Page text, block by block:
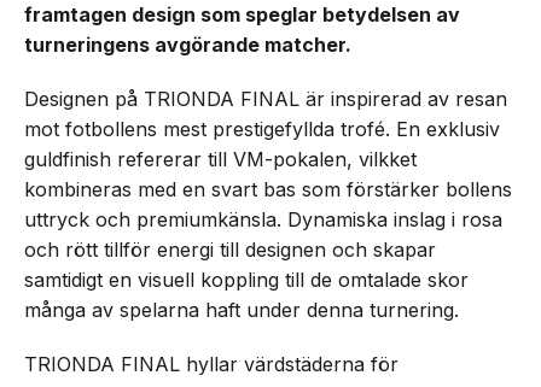
framtagen design som speglar betydelsen av
turneringens avgörande matcher.
Designen på TRIONDA FINAL är inspirerad av resan
mot fotbollens mest prestigefyllda trofé. En exklusiv
guldfinish refererar till VM-pokalen, vilkket
kombineras med en svart bas som förstärker bollens
uttryck och premiumkänsla. Dynamiska inslag i rosa
och rött tillför energi till designen och skapar
samtidigt en visuell koppling till de omtalade skor
många av spelarna haft under denna turnering.
TRIONDA FINAL hyllar värdstäderna för